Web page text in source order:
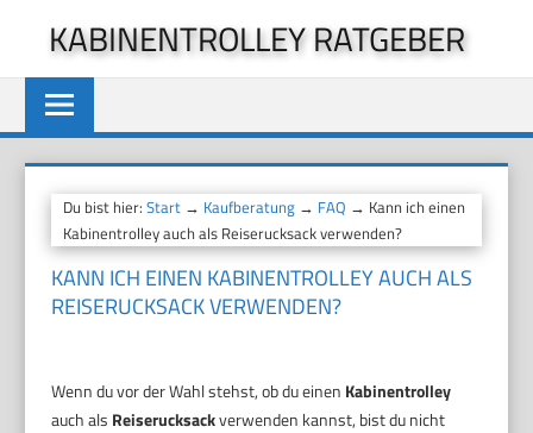
springen
KABINENTROLLEY RATGEBER
Du bist hier:Start → Kaufberatung → FAQ → Kann ich einen
Kabinentrolley auch als Reiserucksack verwenden?
KANN ICH EINEN KABINENTROLLEY AUCH ALS
REISERUCKSACK VERWENDEN?
Wenn du vor der Wahl stehst, ob du einen Kabinentrolley
auch als Reiserucksackverwenden kannst, bist du nicht